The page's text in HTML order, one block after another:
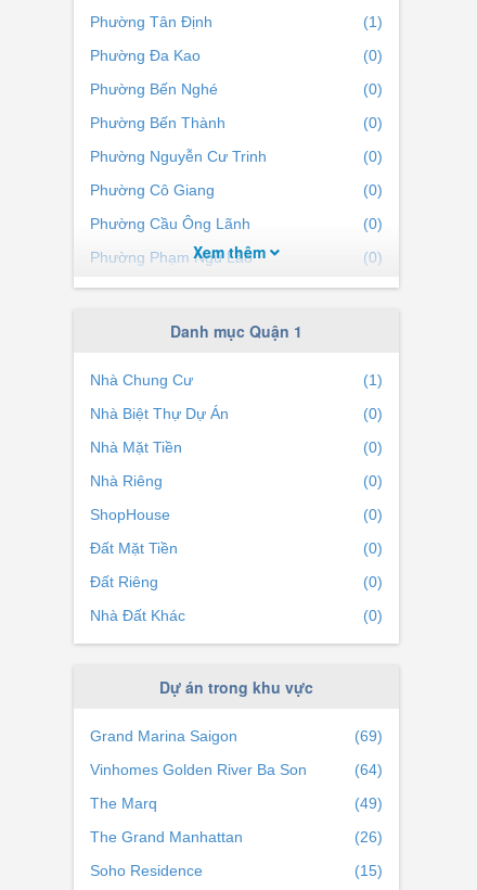
Phường Tân Định
(1)
Phường Đa Kao
(0)
Phường Bến Nghé
(0)
Phường Bến Thành
(0)
Phường Nguyễn Cư Trinh
(0)
Phường Cô Giang
(0)
Phường Cầu Ông Lãnh
(0)
Phường Phạm Ngũ Lão
(0)
Phường Nguyễn Thái Bình
(0)
Phường Cầu Kho
Xem thêm
Danh mục Quận 1
Nhà Chung Cư
(1)
Nhà Biệt Thự Dự Án
(0)
Nhà Mặt Tiền
(0)
Nhà Riêng
(0)
ShopHouse
(0)
Đất Mặt Tiền
(0)
Đất Riêng
(0)
Nhà Đất Khác
(0)
Dự án trong khu vực
Grand Marina Saigon
(69)
Vinhomes Golden River Ba Son
(64)
The Marq
(49)
The Grand Manhattan
(26)
Soho Residence
(15)